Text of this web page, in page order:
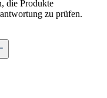
die Produkte
zu prüfen.